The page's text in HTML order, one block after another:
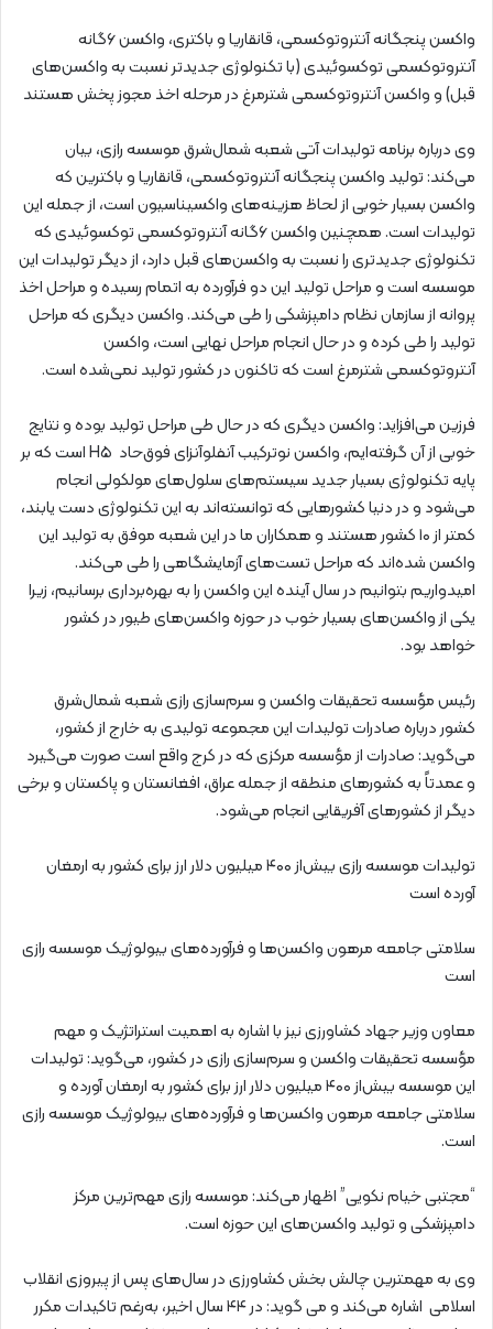
واکسن پنجگانه آنتروتوکسمی، قانقاریا و باکتری، واکسن ۶گانه
آنتروتوکسمی توکسوئیدی (با تکنولوژی جدیدتر نسبت به واکسن‌های
قبل) و واکسن آنتروتوکسمی شترمرغ در مرحله اخذ مجوز پخش هستند
وی درباره برنامه تولیدات آتی شعبه شمال‌شرق موسسه رازی، بیان
می‌کند: تولید واکسن پنجگانه آنتروتوکسمی، قانقاریا و باکترین که
واکسن بسیار خوبی از لحاظ هزینه‌های واکسیناسیون است، از جمله این
تولیدات است. همچنین واکسن ۶گانه آنتروتوکسمی توکسوئیدی که
تکنولوژی جدیدتری را نسبت به واکسن‌های قبل دارد، از دیگر تولیدات این
موسسه است و مراحل تولید این دو فرآورده به اتمام رسیده و مراحل اخذ
پروانه از سازمان نظام دامپزشکی را طی می‌کند. واکسن دیگری که مراحل
تولید را طی کرده و در حال انجام مراحل نهایی است، واکسن
آنتروتوکسمی شترمرغ است که تاکنون در کشور تولید نمی‌شده است.
فرزین می‌افزاید: واکسن دیگری که در حال طی مراحل تولید بوده و نتایج
خوبی از آن گرفته‌ایم، واکسن نوترکیب آنفلوآنزای فوق‌حاد H۵ است که بر
پایه تکنولوژی بسیار جدید سیستم‌های سلول‌های مولکولی انجام
می‌شود و در دنیا کشورهایی که توانسته‌اند به این تکنولوژی دست یابند،
کمتر از ۱۰ کشور هستند و همکاران ما در این شعبه موفق به تولید این
واکسن شده‌اند که مراحل تست‌های آزمایشگاهی را طی می‌کند.
امیدواریم بتوانیم در سال آینده این واکسن را به بهره‌برداری برسانیم، زیرا
یکی از واکسن‌های بسیار خوب در حوزه واکسن‌های طیور در کشور
خواهد بود.
رئیس مؤسسه تحقیقات واکسن و سرم‌سازی رازی شعبه شمال‌شرق
کشور درباره صادرات تولیدات این مجموعه تولیدی به خارج از کشور،
می‌گوید: صادرات از مؤسسه مرکزی که در کرج واقع است صورت می‌گیرد
و عمدتاً به کشورهای منطقه از جمله عراق، افغانستان و پاکستان و برخی
دیگر از کشورهای آفریقایی انجام می‌شود.
تولیدات موسسه رازی بیش‌از ۴۰۰ میلیون دلار ارز برای کشور به ارمغان
آورده است
سلامتی جامعه مرهون واکسن‌ها و فرآورده‌های بیولوژیک موسسه رازی
است
معاون وزیر جهاد کشاورزی نیز با اشاره به اهمیت استراتژیک و مهم
مؤسسه تحقیقات واکسن و سرم‌سازی رازی در کشور، می‌گوید: تولیدات
این موسسه بیش‌از ۴۰۰ میلیون دلار ارز برای کشور به ارمغان آورده ‌و
سلامتی جامعه مرهون واکسن‌ها و فرآورده‌های بیولوژیک موسسه رازی
است.
“مجتبی خیام نکویی” اظهار می‌کند: موسسه رازی مهم‌ترین مرکز
دامپزشکی و تولید واکسن‌های این حوزه است.
وی به مهمترین چالش بخش کشاورزی در سال‌های پس از پیروزی انقلاب
اسلامی اشاره می‌کند و می گوید: در ۴۴ سال اخیر، به‌رغم تاکیدات مکرر